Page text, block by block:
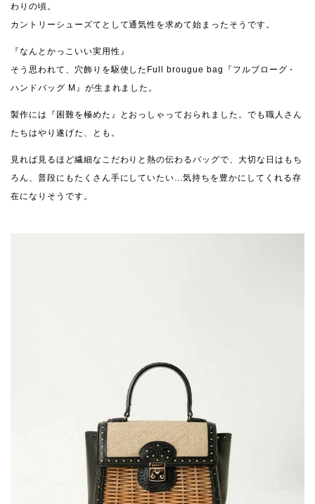
わりの頃。
カントリーシューズてとして通気性を求めて始まったそうです。
『なんとかっこいい実用性』
そう思われて、穴飾りを駆使したFull brougue bag『フルブローグ・
ハンドバッグ M』が生まれました。
製作には『困難を極めた』とおっしゃっておられました。でも職人さん
たちはやり遂げた、とも。
見れば見るほど繊細なこだわりと熱の伝わるバッグで、大切な日はもち
ろん、普段にもたくさん手にしていたい...気持ちを豊かにしてくれる存
在になりそうです。